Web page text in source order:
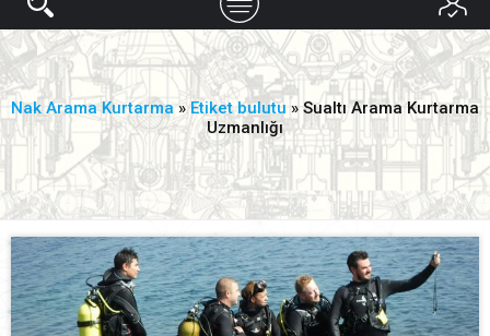
Nak Arama Kurtarma»Etiket bulutu » Sualtı Arama Kurtarma
Uzmanlığı